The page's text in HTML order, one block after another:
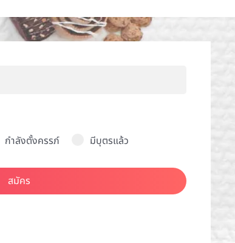
กำลังตั้งครรภ์ มีบุตรแล้ว
สมัคร